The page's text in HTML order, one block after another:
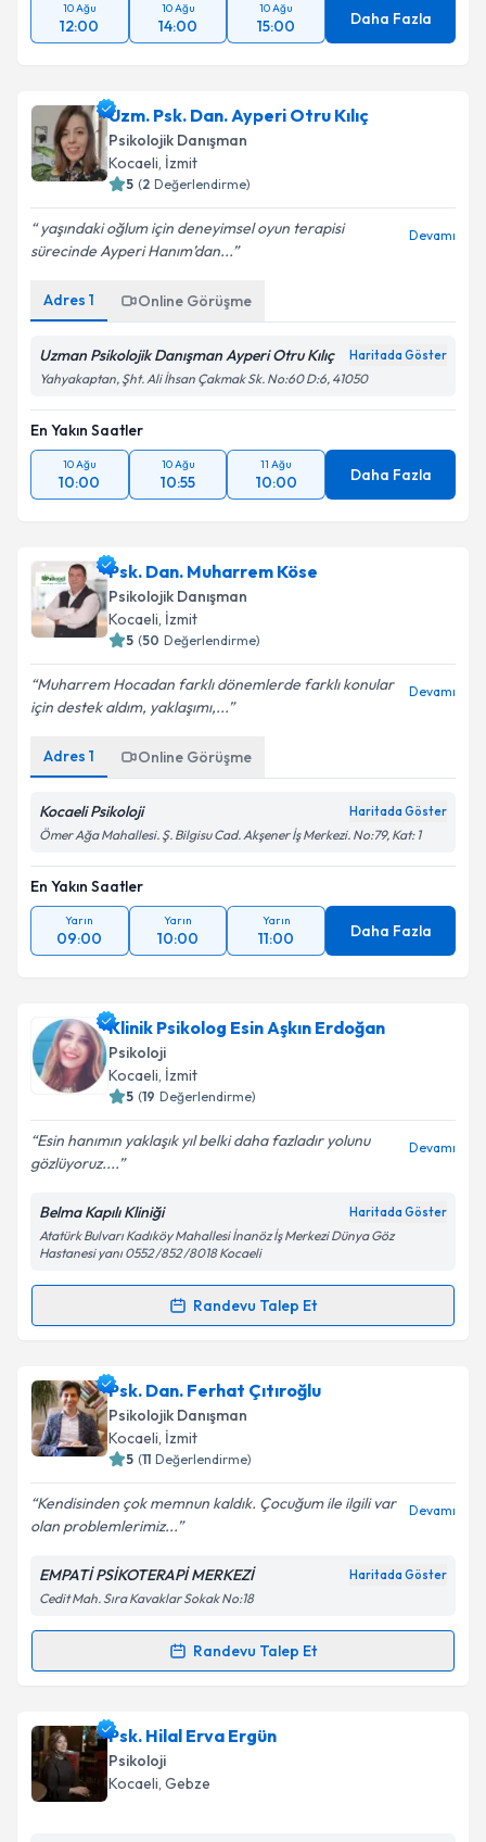
10 Ağu
12:00
10 Ağu
14:00
10 Ağu
15:00 Daha Fazla
Uzm. Psk. Dan. Ayperi Otru Kılıç
Psikolojik Danışman
Kocaeli, İzmit
5 (2 Değerlendirme)
yaşındaki oğlum için deneyimsel oyun terapisi
sürecinde Ayperi Hanım’dan...
Devamı
Adres 1 Online Görüşme
Uzman Psikolojik Danışman Ayperi Otru Kılıç Haritada Göster
Yahyakaptan, Şht. Ali İhsan Çakmak Sk. No:60 D:6, 41050
En Yakın Saatler
10 Ağu
10:00
10 Ağu
10:55
11 Ağu
10:00 Daha Fazla
Psk. Dan. Muharrem Köse
Psikolojik Danışman
Kocaeli, İzmit
5 (50 Değerlendirme)
Muharrem Hocadan farklı dönemlerde farklı konular
için destek aldım, yaklaşımı,...
Devamı
Adres 1 Online Görüşme
Kocaeli Psikoloji Haritada Göster
Ömer Ağa Mahallesi. Ş. Bilgisu Cad. Akşener İş Merkezi. No:79, Kat: 1
En Yakın Saatler
Yarın
09:00
Yarın
10:00
Yarın
11:00 Daha Fazla
Klinik Psikolog Esin Aşkın Erdoğan
Psikoloji
Kocaeli, İzmit
5 (19 Değerlendirme)
Esin hanımın yaklaşık yıl belki daha fazladır yolunu
gözlüyoruz....
Devamı
Belma Kapılı Kliniği Haritada Göster
Atatürk Bulvarı Kadıköy Mahallesi İnanöz İş Merkezi Dünya Göz
Hastanesi yanı 0552 /852 /8018 Kocaeli
Randevu Talep Et
Randevu Takvimi Talebi
Klinik Psikolog Esin Aşkın Erdoğan
takvimi talebi oluşturun. Size bu uzmandan randevu
almanız için bir takvim hazırlandığında e-posta ile
bilgilendireceğiz.
E-posta Adresiniz
Kişisel verilerimin işlenmesine ilişkin
Metni'ni okudum ve kişisel verilerimin belirtilen
kapsamda işlenmesini kabul ediyorum.
Psk. Dan. Ferhat Çıtıroğlu
Psikolojik Danışman
Kocaeli, İzmit
5 (11 Değerlendirme)
Kendisinden çok memnun kaldık. Çocuğum ile ilgili var
olan problemlerimiz...
Devamı
EMPATİ PSİKOTERAPİ MERKEZİ Haritada Göster
Cedit Mah. Sıra Kavaklar Sokak No:18
Randevu Talep Et
Randevu Takvimi Talebi
Psk. Dan. Ferhat Çıtıroğluiçin randevu takvimi
talebi oluşturun. Size bu uzmandan randevu almanız
için bir takvim hazırlandığında e-posta ile
bilgilendireceğiz.
Psk. Hilal Erva Ergün
Psikoloji
Kocaeli, Gebze